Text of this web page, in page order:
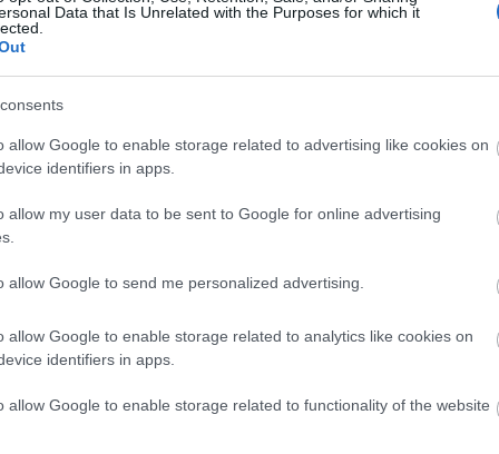
Data that Is Unrelated with the Purposes for which it
allow Google to enable storage related to advertising like cookies on
identifiers in apps.
allow my user data to be sent to Google for online advertising
allow Google to send me personalized advertising.
allow Google to enable storage related to analytics like cookies on
identifiers in apps.
allow Google to enable storage related to functionality of the website
ezért úgy gondoltam igazán
de nemcsak azért, mert Dior,
csinosnak érzem benne magam.